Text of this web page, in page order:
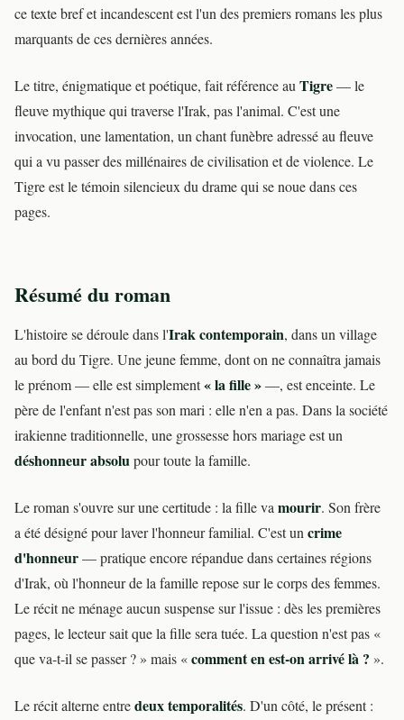
ce texte bref et incandescent est l'un des premiers romans les plus
marquants de ces dernières années.
Le titre, énigmatique et poétique, fait référence auTigre— le
fleuve mythique qui traverse l'Irak, pas l'animal. C'est une
invocation, une lamentation, un chant funèbre adressé au fleuve
qui a vu passer des millénaires de civilisation et de violence. Le
Tigre est le témoin silencieux du drame qui se noue dans ces
pages.
Résumé du roman
L'histoire se déroule dans l'Irak contemporain, dans un village
au bord du Tigre. Une jeune femme, dont on ne connaîtra jamais
le prénom — elle est simplement« la fille »—, est enceinte. Le
père de l'enfant n'est pas son mari : elle n'en a pas. Dans la société
irakienne traditionnelle, une grossesse hors mariage est un
déshonneur absolupour toute la famille.
Le roman s'ouvre sur une certitude : la fille vamourir. Son frère
a été désigné pour laver l'honneur familial. C'est uncrime
d'honneur— pratique encore répandue dans certaines régions
d'Irak, où l'honneur de la famille repose sur le corps des femmes.
Le récit ne ménage aucun suspense sur l'issue : dès les premières
pages, le lecteur sait que la fille sera tuée. La question n'est pas «
que va-t-il se passer ? » mais «comment en est-on arrivé là ? ».
Le récit alterne entredeux temporalités. D'un côté, le présent :